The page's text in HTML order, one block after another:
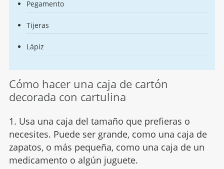
Pegamento
Tijeras
Lápiz
Cómo hacer una caja de cartón
decorada con cartulina
1. Usa una caja del tamaño que prefieras o
necesites. Puede ser grande, como una caja de
zapatos, o más pequeña, como una caja de un
medicamento o algún juguete.